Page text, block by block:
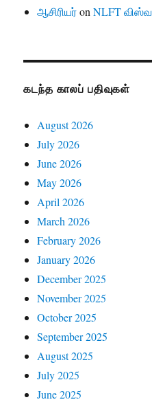
ஆசிரியர்onNLFT
கடந்த காலப் பதிவுகள்
August 2026
July 2026
June 2026
May 2026
April 2026
March 2026
February 2026
January 2026
December 2025
November 2025
October 2025
September 2025
August 2025
July 2025
June 2025